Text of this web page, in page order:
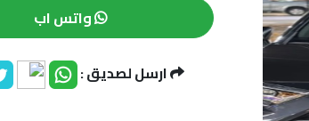
واتس اب
ارسل لصديق :